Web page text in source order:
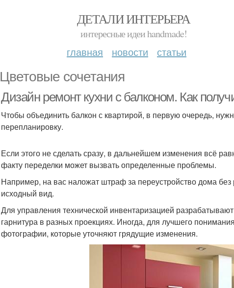
ДЕТАЛИ ИНТЕРЬЕРА
интересные идеи handmade!
главная новости статьи
Цветовые сочетания
Дизайн ремонт кухни с балконом. Как
Чтобы объединить балкон с квартирой, в первую очередь,
перепланировку.
Если этого не сделать сразу, в дальнейшем изменения всё
факту переделки может вызвать определенные проблемы.
Например, на вас наложат штраф за переустройство дома
исходный вид.
Для управления технической инвентаризацией
гарнитура в разных проекциях. Иногда, для лучшего
фотографии, которые уточняют грядущие изменения.